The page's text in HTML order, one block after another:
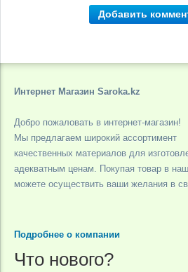
Добавить
Интернет Магазин Saroka.kz
Добро пожаловать в интернет-магазин!
Мы предлагаем широкий ассортимент
качественных материалов для
адекватным ценам. Покупая товар в
можете осуществить ваши желания в
Подробнее о компании
Что нового?